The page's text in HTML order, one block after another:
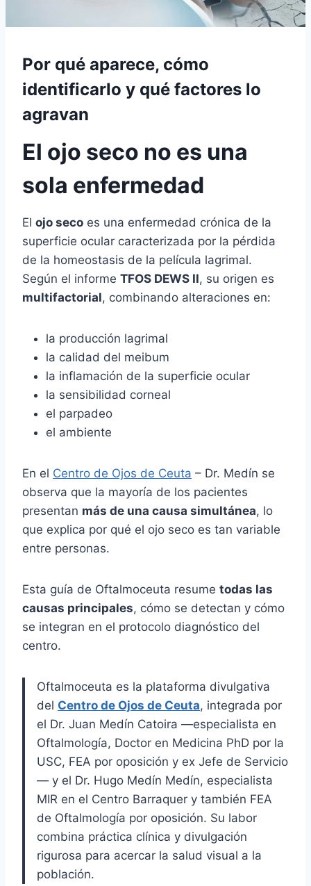
Por qué aparece, cómo
identificarlo y qué factores lo
agravan
El ojo seco no es una
sola enfermedad
El ojo seco es una enfermedad crónica de la
superficie ocular caracterizada por la pérdida
de la homeostasis de la película lagrimal.
Según el informe TFOS DEWS II, su origen es
multifactorial, combinando alteraciones en:
la producción lagrimal
la calidad del meibum
la inflamación de la superficie ocular
la sensibilidad corneal
el parpadeo
el ambiente
En el Centro de Ojos de Ceuta – Dr. Medín se
observa que la mayoría de los pacientes
presentan más de una causa simultánea, lo
que explica por qué el ojo seco es tan variable
entre personas.
Esta guía de Oftalmoceuta resume todas las
causas principales, cómo se detectan y cómo
se integran en el protocolo diagnóstico del
centro.
Oftalmoceuta es la plataforma divulgativa
del Centro de Ojos de Ceuta, integrada por
el Dr. Juan Medín Catoira —especialista en
Oftalmología, Doctor en Medicina PhD por la
USC, FEA por oposición y ex Jefe de Servicio
— y el Dr. Hugo Medín Medín, especialista
MIR en el Centro Barraquer y también FEA
de Oftalmología por oposición. Su labor
combina práctica clínica y divulgación
rigurosa para acercar la salud visual a la
población.